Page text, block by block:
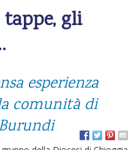
tappe, gli
esperienza
comunità di